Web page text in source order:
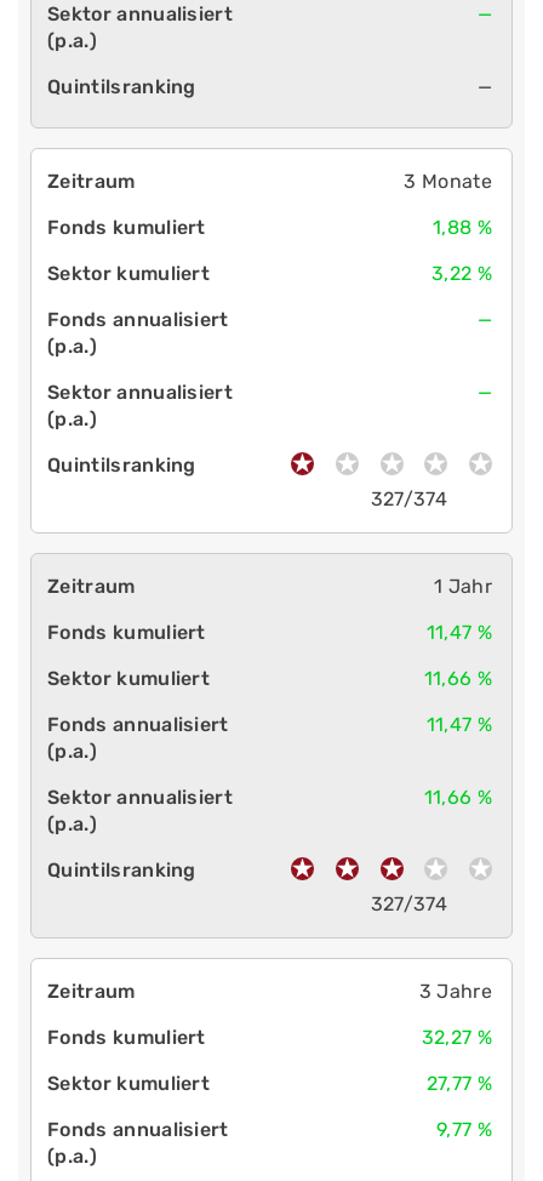
—
—
3 Monate
1,88 %
3,22 %
—
—
327/374
1 Jahr
11,47 %
11,66 %
11,47 %
11,66 %
327/374
3 Jahre
32,27 %
27,77 %
9,77 %